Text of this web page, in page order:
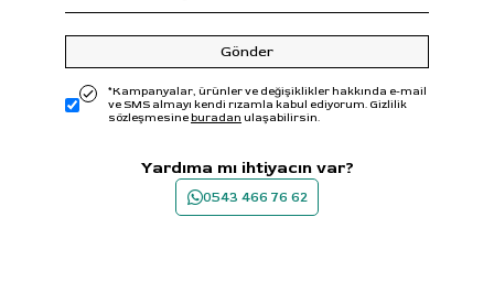
Gönder
*Kampanyalar, ürünler ve değişiklikler hakkında e-mail
ve SMS almayı kendi rızamla kabul ediyorum. Gizlilik
sözleşmesineburadan ulaşabilirsin.
Yardıma mı ihtiyacın var?
0543 466 76 62